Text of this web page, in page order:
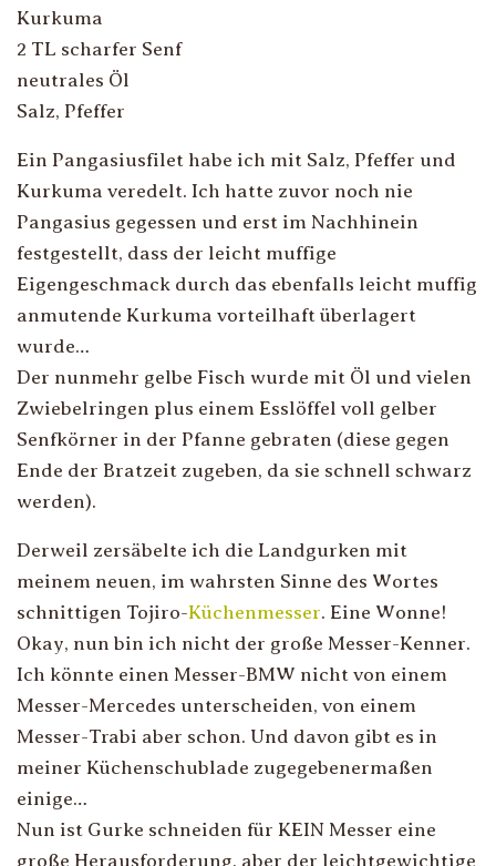
Kurkuma
2 TL scharfer Senf
neutrales Öl
Salz, Pfeffer
Ein Pangasiusfilet habe ich mit Salz, Pfeffer und
Kurkuma veredelt. Ich hatte zuvor noch nie
Pangasius gegessen und erst im Nachhinein
festgestellt, dass der leicht muffige
Eigengeschmack durch das ebenfalls leicht muffig
anmutende Kurkuma vorteilhaft überlagert
wurde…
Der nunmehr gelbe Fisch wurde mit Öl und vielen
Zwiebelringen plus einem Esslöffel voll gelber
Senfkörner in der Pfanne gebraten (diese gegen
Ende der Bratzeit zugeben, da sie schnell schwarz
werden).
Derweil zersäbelte ich die Landgurken mit
meinem neuen, im wahrsten Sinne des Wortes
schnittigen Tojiro-Küchenmesser. Eine Wonne!
Okay, nun bin ich nicht der große Messer-Kenner.
Ich könnte einen Messer-BMW nicht von einem
Messer-Mercedes unterscheiden, von einem
Messer-Trabi aber schon. Und davon gibt es in
meiner Küchenschublade zugegebenermaßen
einige…
Nun ist Gurke schneiden für KEIN Messer eine
große Herausforderung, aber der leichtgewichtige